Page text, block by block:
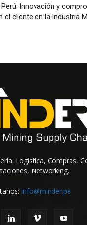
Innovación y
el cliente en la Industria
Logística, Compras,
Networking.
info@minder.pe